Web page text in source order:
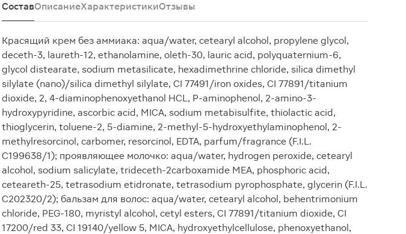
СоставОписаниеХарактеристикиОтзывы
Красящий крем без аммиака: aqua/water, cetearyl alcohol, propylene glycol,
deceth-3, laureth-12, ethanolamine, oleth-30, lauric acid, polyquaternium-6,
glycol distearate, sodium metasilicate, hexadimethrine chloride, silica dimethyl
silylate (nano)/silica dimethyl silylate, CI 77491/iron oxides, CI 77891/titanium
dioxide, 2, 4-diaminophenoxyethanol HCL, P-aminophenol, 2-amino-3-
hydroxypyridine, ascorbic acid, MICA, sodium metabisulfite, thiolactic acid,
thioglycerin, toluene-2, 5-diamine, 2-methyl-5-hydroxyethylaminophenol, 2-
methylresorcinol, carbomer, resorcinol, EDTA, parfum/fragrance (F.I.L.
C199638/1); проявляющее молочко: aqua/water, hydrogen peroxide, cetearyl
alcohol, sodium salicylate, trideceth-2carboxamide MEA, phosphoric acid,
ceteareth-25, tetrasodium etidronate, tetrasodium pyrophosphate, glycerin (F.I.L.
C202320/2); бальзам для волос: aqua/water, cetearyl alcohol, behentrimonium
chloride, PEG-180, myristyl alcohol, cetyl esters, CI 77891/titanium dioxide, CI
17200/red 33, CI 19140/yellow 5, MICA, hydroxyethylcellulose, phenoxyethanol,